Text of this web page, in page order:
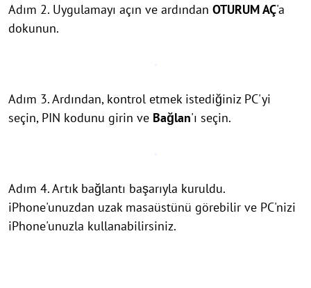
Adım 2. Uygulamayı açın ve ardından OTURUM AÇ'a
dokunun.
Adım 3. Ardından, kontrol etmek istediğiniz PC'yi
seçin, PIN kodunu girin ve Bağlan'ı seçin.
Adım 4. Artık bağlantı başarıyla kuruldu.
iPhone'unuzdan uzak masaüstünü görebilir ve PC'nizi
iPhone'unuzla kullanabilirsiniz.